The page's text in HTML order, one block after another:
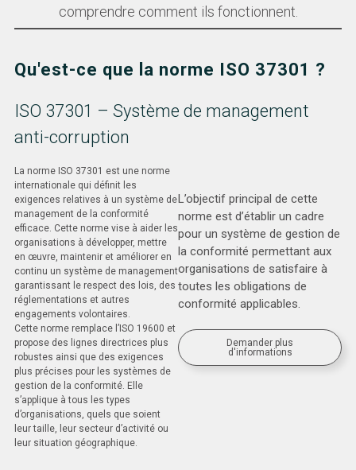
comprendre comment ils fonctionnent.
Qu'est-ce que la norme ISO 37301 ?
ISO 37301 – Système de management
anti-corruption
La norme ISO 37301 est une norme
internationale qui définit les
exigences relatives à un système de
management de la conformité
efficace. Cette norme vise à aider les
organisations à développer, mettre
en œuvre, maintenir et améliorer en
continu un système de management
garantissant le respect des lois, des
réglementations et autres
engagements volontaires.
Cette norme remplace l’ISO 19600 et
propose des lignes directrices plus
robustes ainsi que des exigences
plus précises pour les systèmes de
gestion de la conformité. Elle
s’applique à tous les types
d’organisations, quels que soient
leur taille, leur secteur d’activité ou
leur situation géographique.
L’objectif principal de cette
norme est d’établir un cadre
pour un système de gestion de
la conformité permettant aux
organisations de satisfaire à
toutes les obligations de
conformité applicables.
Demander plus
d'informations